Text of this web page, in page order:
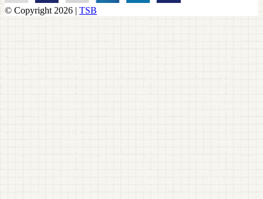
© Copyright 2026 | TSB